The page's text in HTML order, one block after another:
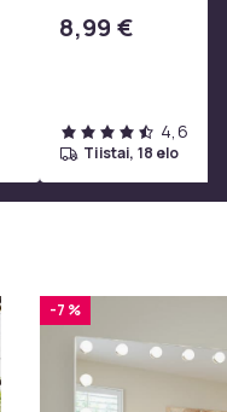
8,99 €
4,6
tiistai, 18 elo
-7 %